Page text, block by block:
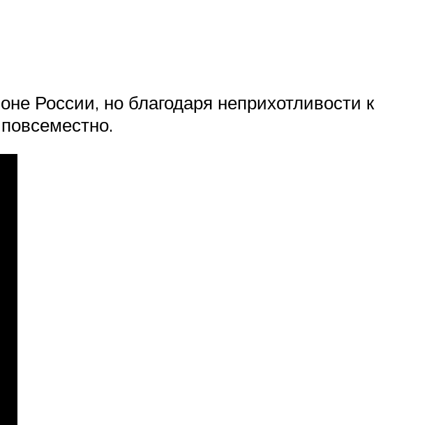
России, но благодаря неприхотливости к